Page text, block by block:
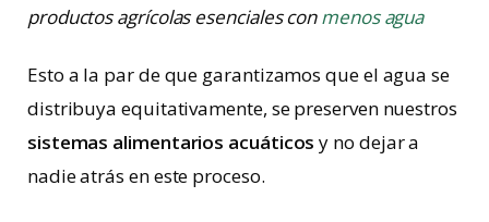
productos agrícolas esenciales conmenos agua
Esto a la par de que garantizamos que el agua se
distribuya equitativamente, se preserven nuestros
sistemas alimentarios acuáticos y no dejar a
nadie atrás en este proceso.